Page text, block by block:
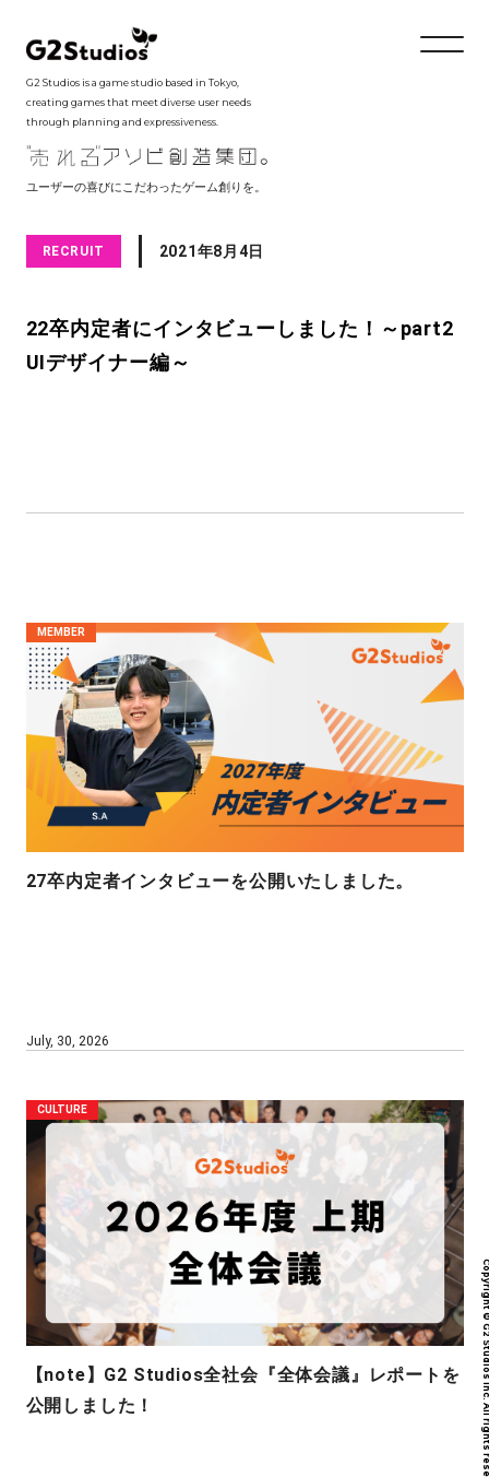
Copyright © G2
G2 Studios is a game studio based in Tokyo,
creating games that meet diverse user needs
through planning and expressiveness.
ユーザーの喜びにこだわったゲーム創りを。
RECRUIT 2021年8月4日
22卒内定者にインタビューしました！～part2
UIデザイナー編～
MEMBER
27卒内定者インタビューを公開いたしました。
July, 30, 2026
CULTURE
【note】G2 Studios全社会『全体会議』レポートを
公開しました！